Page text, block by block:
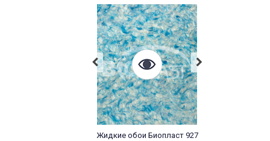
Жидкие обои Биопласт 927